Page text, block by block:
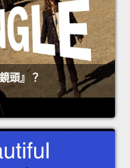
頭』？